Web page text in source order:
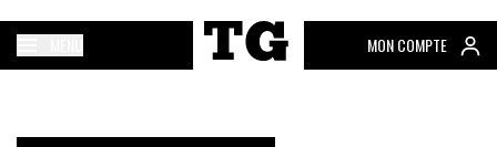
MON COMPTE